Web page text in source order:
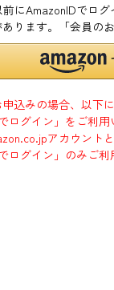
前にAmazonIDでロ
ります。「会員の
込みの場合、以下
ログイン」をご利
アカウント
ログイン」のみご